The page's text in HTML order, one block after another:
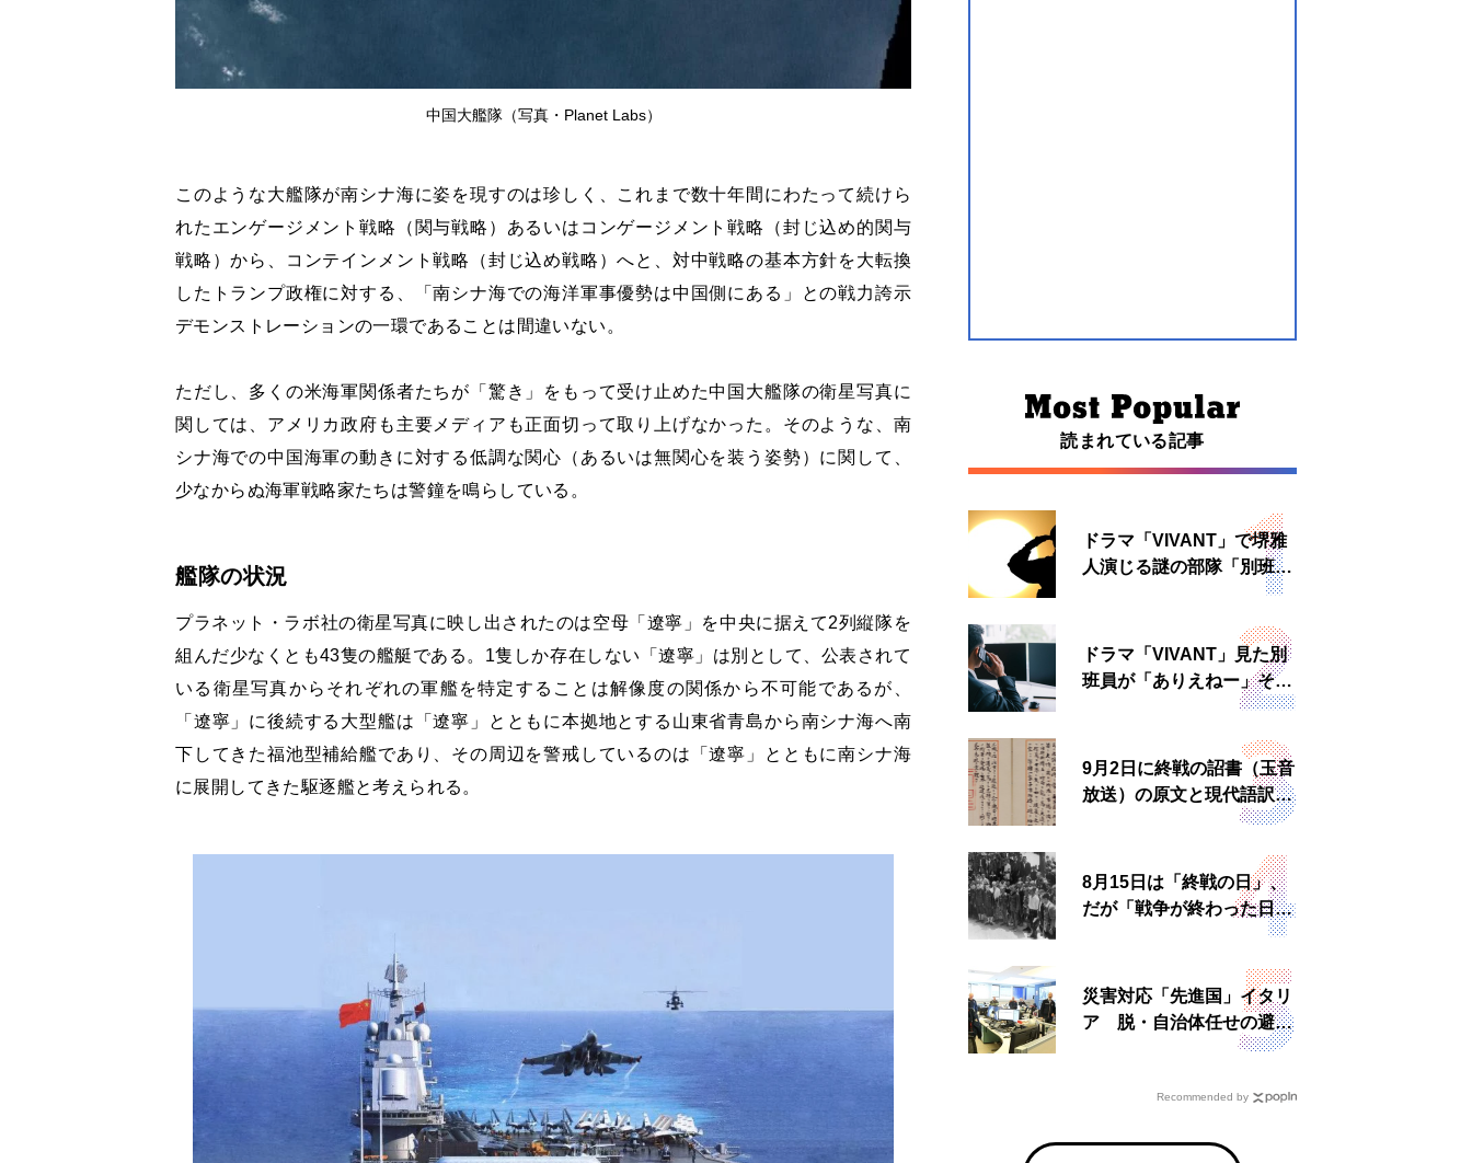
中国大艦隊（写真・Planet Labs）
このような大艦隊が南シナ海に姿を現すのは珍しく、これまで数十年間にわたって続けら
れたエンゲージメント戦略（関与戦略）あるいはコンゲージメント戦略（封じ込め的関与
戦略）から、コンテインメント戦略（封じ込め戦略）へと、対中戦略の基本方針を大転換
したトランプ政権に対する、「南シナ海での海洋軍事優勢は中国側にある」との戦力誇示
デモンストレーションの一環であることは間違いない。
ただし、多くの米海軍関係者たちが「驚き」をもって受け止めた中国大艦隊の衛星写真に
関しては、アメリカ政府も主要メディアも正面切って取り上げなかった。そのような、南
シナ海での中国海軍の動きに対する低調な関心（あるいは無関心を装う姿勢）に関して、
少なからぬ海軍戦略家たちは警鐘を鳴らしている。
艦隊の状況
プラネット・ラボ社の衛星写真に映し出されたのは空母「遼寧」を中央に据えて2列縦隊を
組んだ少なくとも43隻の艦艇である。1隻しか存在しない「遼寧」は別として、公表されて
いる衛星写真からそれぞれの軍艦を特定することは解像度の関係から不可能であるが、
「遼寧」に後続する大型艦は「遼寧」とともに本拠地とする山東省青島から南シナ海へ南
下してきた福池型補給艦であり、その周辺を警戒しているのは「遼寧」とともに南シナ海
に展開してきた駆逐艦と考えられる。
読まれている記事
ドラマ「VIVANT」で堺雅
人演じる謎の部隊「別班」
は実在する？内情知る人物
ドラマ「VIVANT」見た別
班員が「ありえねー」その
理由とは 非公然組織ゆえ
9月2日に終戦の詔書（玉音
放送）の原文と現代語訳を
読む もう一つの「終戦の
8月15日は「終戦の日」、
だが「戦争が終わった日」
災害対応「先進国」イタリ
ア 脱・自治体任せの避難
所運営、被災者への温かい
Recommended by